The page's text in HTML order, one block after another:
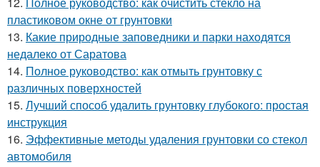
пластиковом окне от грунтовки
13. Какие природные заповедники и парки находятся
недалеко от Саратова
14. Полное руководство: как отмыть грунтовку с
различных поверхностей
15. Лучший способ удалить грунтовку глубокого: простая
инструкция
16. Эффективные методы удаления грунтовки со стекол
автомобиля